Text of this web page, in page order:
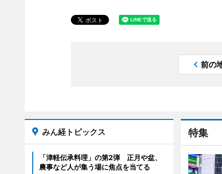
前の
特集
みん経トピックス
「津軽伝承料理」の第2弾 正月や盆、
農事など人が集う場に焦点を当てる